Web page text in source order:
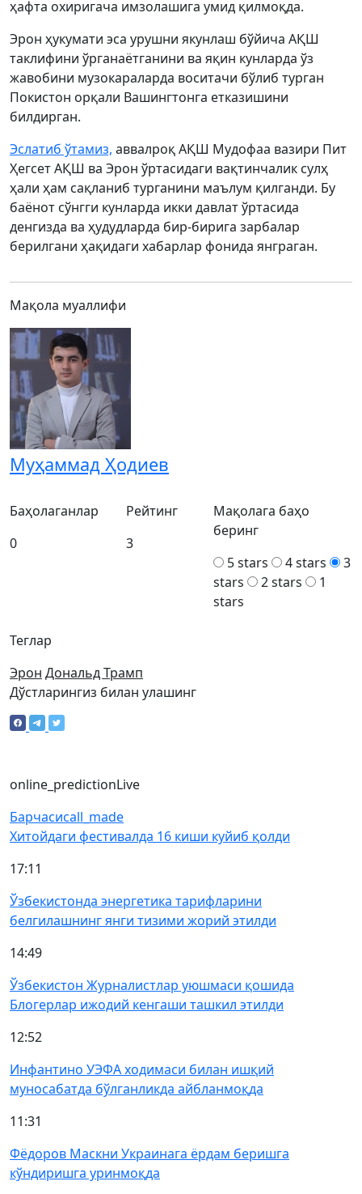
ҳафта охиригача имзолашига умид қилмоқда.
Эрон ҳукумати эса урушни якунлаш бўйича АҚШ
таклифини ўрганаётганини ва яқин кунларда ўз
жавобини музокараларда воситачи бўлиб турган
Покистон орқали Вашингтонга етказишини
билдирган.
Эслатиб ўтамиз, аввалроқ АҚШ Мудофаа вазири Пит
Ҳегсет АҚШ ва Эрон ўртасидаги вақтинчалик сулҳ
ҳали ҳам сақланиб турганини маълум қилганди. Бу
баёнот сўнгги кунларда икки давлат ўртасида
денгизда ва ҳудудларда бир-бирига зарбалар
берилгани ҳақидаги хабарлар фонида янграган.
Мақола муаллифи
Муҳаммад Ҳодиев
Теглар
Эрон Дональд Трамп
Баҳолаганлар
0
Рейтинг
3
Мақолага баҳо
беринг
5 stars
4 stars
3
stars
2 stars
1
stars
Дўстларингиз билан улашинг
online_predictionLive
Барчасиcall_made
Хитойдаги фестивалда 16 киши куйиб қолди
17:11
Ўзбекистонда энергетика тарифларини
белгилашнинг янги тизими жорий этилди
14:49
Ўзбекистон Журналистлар уюшмаси қошида
Блогерлар ижодий кенгаши ташкил этилди
12:52
Инфантино УЭФА ходимаси билан ишқий
муносабатда бўлганликда айбланмоқда
11:31
Фёдоров Маскни Украинага ёрдам беришга
кўндиришга уринмоқда